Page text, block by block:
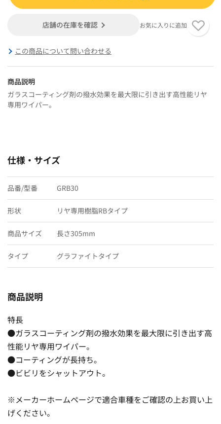
店舗の在庫を確認 お気に入りに追加
この商品について問い合わせる
商品説明
ガラスコーティング剤の撥水効果を最大限に引き出す高性能リヤ
専用ワイパー。
仕様・サイズ
品番/型番 GRB30
形状 リヤ専用樹脂RBタイプ
商品サイズ 長さ305mm
タイプ グラファイトタイプ
商品説明
特長
●ガラスコーティング剤の撥水効果を最大限に引き出す高
性能リヤ専用ワイパー。
●コーティングが長持ち。
●ビビリをシャットアウト。
※メーカーホームページで適合車種をご確認の上お買い上
げください。